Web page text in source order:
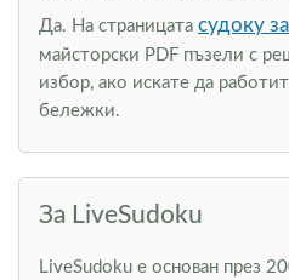
Да. На страницата судоку
майсторски PDF пъзели с
избор, ако искате да
бележки.
За LiveSudoku
LiveSudoku е основан през